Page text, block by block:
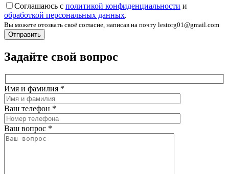
Соглашаюсь с политикой конфиденциальности и
обработкой персональных данных.
Вы можете отозвать своё согласие, написав на почту lestorg01@gmail.com
Задайте свой вопрос
Имя и фамилия *
Ваш телефон *
Ваш вопрос *